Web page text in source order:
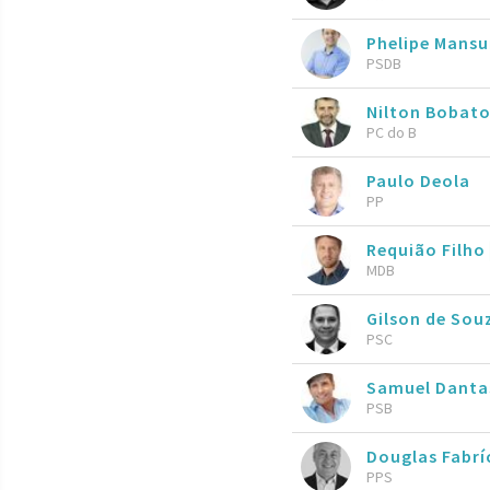
Phelipe
PSDB
Nilton Bobato
PC do B
Paulo Deola
PP
Requião Filho
MDB
Gilson de
PSC
Samuel
PSB
Douglas
PPS